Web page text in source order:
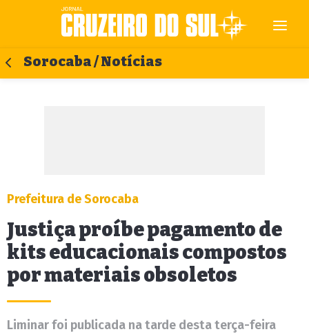
Sorocaba / Notícias
Prefeitura de Sorocaba
Justiça proíbe pagamento de
kits educacionais compostos
por materiais obsoletos
Liminar foi publicada na tarde desta terça-feira